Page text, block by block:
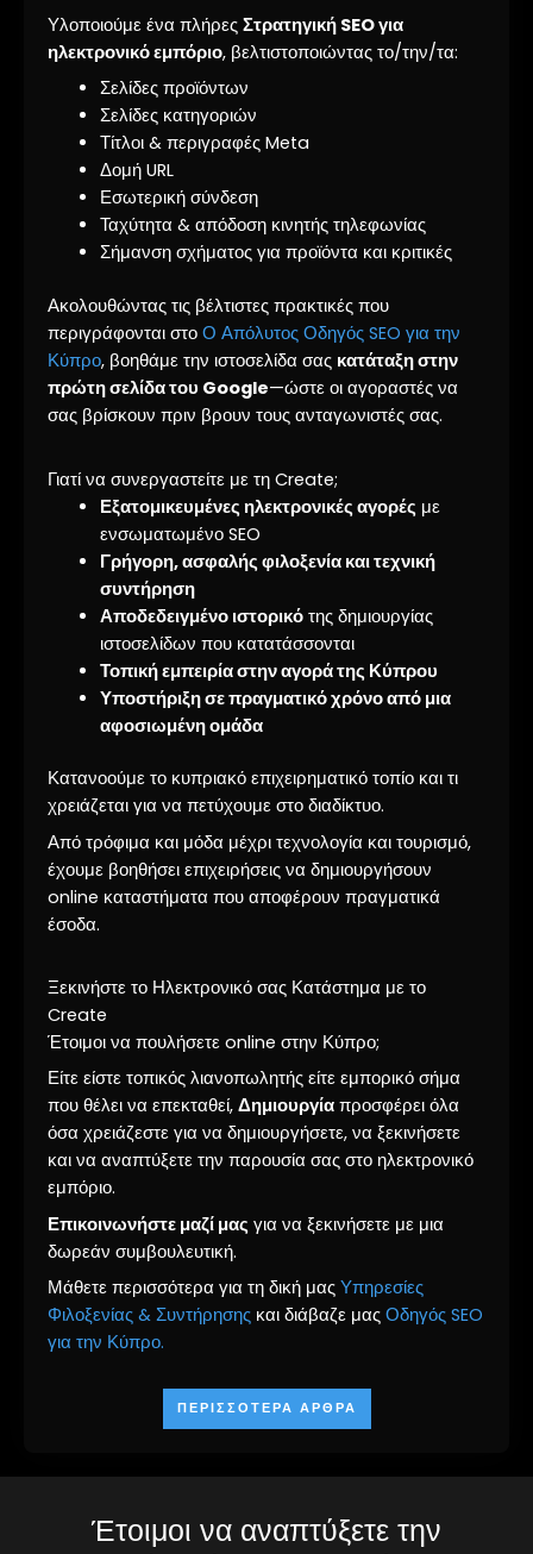
Υλοποιούμε ένα πλήρες Στρατηγική SEO για
ηλεκτρονικό εμπόριο, βελτιστοποιώντας το/την/τα:
Σελίδες προϊόντων
Σελίδες κατηγοριών
Τίτλοι & περιγραφές Meta
Δομή URL
Εσωτερική σύνδεση
Ταχύτητα & απόδοση κινητής τηλεφωνίας
Σήμανση σχήματος για προϊόντα και κριτικές
Ακολουθώντας τις βέλτιστες πρακτικές που
περιγράφονται στο Ο Απόλυτος Οδηγός SEO για την
Κύπρο, βοηθάμε την ιστοσελίδα σας κατάταξη στην
πρώτη σελίδα του Google—ώστε οι αγοραστές να
σας βρίσκουν πριν βρουν τους ανταγωνιστές σας.
Γιατί να συνεργαστείτε με τη Create;
Εξατομικευμένες ηλεκτρονικές αγορές με
ενσωματωμένο SEO
Γρήγορη, ασφαλής φιλοξενία και τεχνική
συντήρηση
Αποδεδειγμένο ιστορικότης δημιουργίας
ιστοσελίδων που κατατάσσονται
Τοπική εμπειρία στην αγορά της Κύπρου
Υποστήριξη σε πραγματικό χρόνο από μια
αφοσιωμένη ομάδα
Κατανοούμε το κυπριακό επιχειρηματικό τοπίο και τι
χρειάζεται για να πετύχουμε στο διαδίκτυο.
Από τρόφιμα και μόδα μέχρι τεχνολογία και τουρισμό,
έχουμε βοηθήσει επιχειρήσεις να δημιουργήσουν
online καταστήματα που αποφέρουν πραγματικά
έσοδα.
Ξεκινήστε το Ηλεκτρονικό σας Κατάστημα με το
Create
Έτοιμοι να πουλήσετε online στην Κύπρο;
Είτε είστε τοπικός λιανοπωλητής είτε εμπορικό σήμα
που θέλει να επεκταθεί, Δημιουργία προσφέρει όλα
όσα χρειάζεστε για να δημιουργήσετε, να ξεκινήσετε
και να αναπτύξετε την παρουσία σας στο ηλεκτρονικό
εμπόριο.
Επικοινωνήστε μαζί μας για να ξεκινήσετε με μια
δωρεάν συμβουλευτική.
Μάθετε περισσότερα για τη δική μας Υπηρεσίες
Φιλοξενίας & Συντήρησης και διάβαζε μας Οδηγός SEO
για την Κύπρο.
ΠΕΡΙΣΣΌΤΕΡΑ ΆΡΘΡΑ
Έτοιμοι να αναπτύξετε την